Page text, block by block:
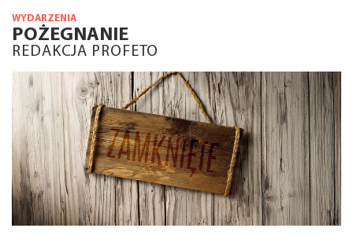
WYDARZENIA
POŻEGNANIE
REDAKCJA PROFETO